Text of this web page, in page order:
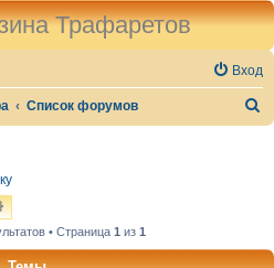
Трафаретов
Вход
Список форумов
РАСШИРЕННЫЙ ПОИСК
• Страница 1из 1